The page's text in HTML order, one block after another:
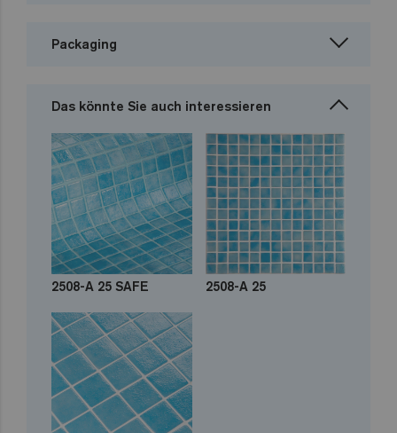
Packaging
Das könnte Sie auch interessieren
2508-A 25 SAFE 2508-A 25